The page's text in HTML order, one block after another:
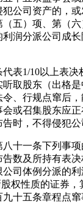
公司资产的，或
（五）项、第（
润分派公司成
1/10以上表决
取股东（出格是
令、行规点窜后
或召集股东应
时，不得侵犯公
一条下列事项
数及所持有表
司体例分派的
权性质的证券
九十五条章程点